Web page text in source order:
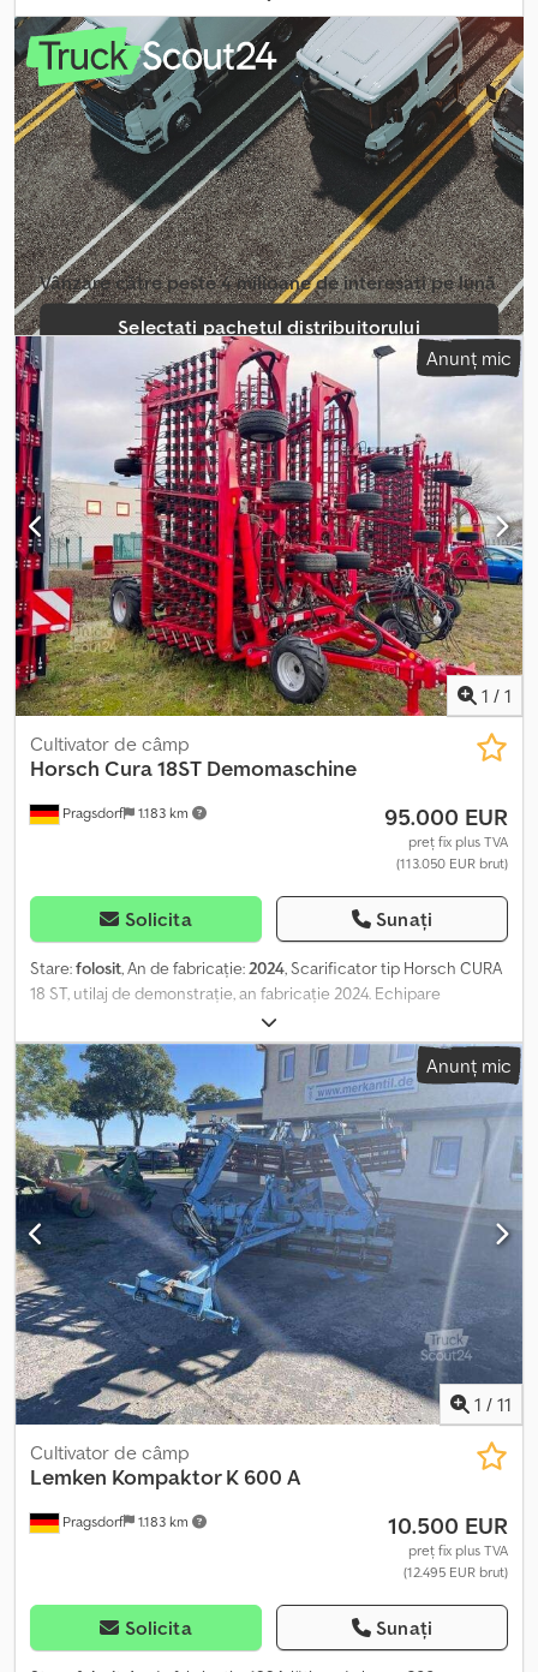
Vânzare către peste 4 milioane de interesați pe lună
Selectați pachetul distribuitorului
Creați anunț individual
Anunț mic
1 / 1
Pragsdorf 1.183 km
Cultivator de câmp
Horsch Cura 18ST Demomaschine
95.000 EUR
preț fix plus TVA
(113.050 EUR brut)
Solicita Sunați
Stare:folosit, An de fabricație:2024, Scarificator tip Horsch CURA
18 ST, utilaj de demonstrație, an fabricație 2024. Echipare
standard: # Lățime de lucru 18,20 m # Cadru rabatabil - din 7 piese
# Tractat - osie de transport + timonă de tracțiune + tiranți
inferiori KAT III/III - roți de transport 400/60-15.5 - ecartament 2,25
m) # 6 rânduri de dinți de scarificator # Dinți de scarificator cu
mișcare activă # Preîncărcare cu arc dublu de tracțiune - reglare
hidraulică # Roți de sprijin reglabile 18/18,5-8 cu racloare pentru
roțile din spate # Lățime de transport 3,0 m Echipare
suplimentară: # Dinți scarificator HM-125 grd - strat dur de 60 mm
# Scarificator de urmărire pentru cadrul central cu suspensie în 3
puncte # Scarificator de urmărire pentru aripi – doar pentru
ultimele 6 roți de sprijin # Reglare continuă a preîncărcării dinților
# Frână pneumatică # Osie de transport + timonă de tracțiune +
tiranți inferiori KAT III/III - roți de transport 400/60-15.5 -
ecartament 2,25 m) # Preîncărcare dublă cu arc pentru dinții de
scarificator, reglabilă hidraulic # Dinți de scarificator standard 100
Dcedpfx Aezdh Uvemiok Locație: Client
Anunț mic
1 / 11
Pragsdorf 1.183 km
Cultivator de câmp
Lemken Kompaktor K 600 A
10.500 EUR
preț fix plus TVA
(12.495 EUR brut)
Solicita Sunați